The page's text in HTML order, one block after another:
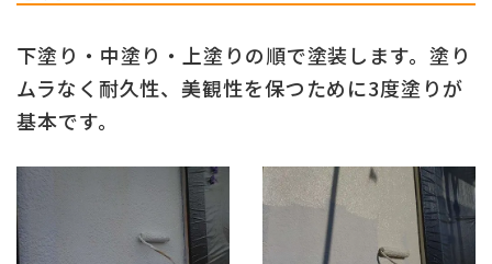
下塗り・中塗り・上塗りの順で塗装します。塗り
ムラなく耐久性、美観性を保つために3度塗りが
基本です。